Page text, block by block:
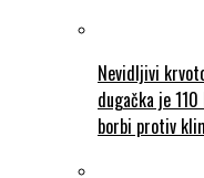
Nevidljivi
dugačka je
borbi protiv